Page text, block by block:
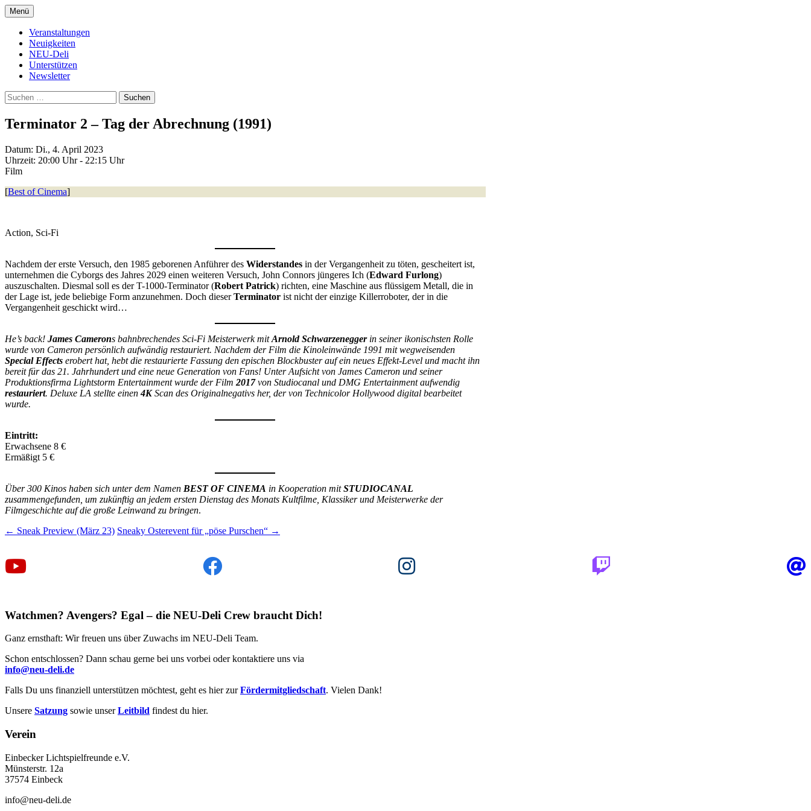
Zum
Inhalt
springen
NeuDeli Einbeck
Menü
Veranstaltungen
Neuigkeiten
NEU-Deli
Unterstützen
Newsletter
Suchen
nach:
Terminator 2 – Tag der Abrechnung (1991)
Datum: Di., 4. April 2023
Uhrzeit: 20:00 Uhr - 22:15 Uhr
Film
[Best of Cinema]
Action, Sci-Fi
Nachdem der erste Versuch, den 1985 geborenen Anführer des Widerstandes in der Vergangenheit zu töten, gescheitert ist,
unternehmen die Cyborgs des Jahres 2029 einen weiteren Versuch, John Connors jüngeres Ich (Edward Furlong)
auszuschalten. Diesmal soll es der T-1000-Terminator (Robert Patrick) richten, eine Maschine aus flüssigem Metall, die in
der Lage ist, jede beliebige Form anzunehmen. Doch dieserTerminator ist nicht der einzige Killerroboter, der in die
Vergangenheit geschickt wird…
He’s back! James Camerons bahnbrechendes Sci-Fi Meisterwerk mitArnold Schwarzeneggerin seiner ikonischsten Rolle
wurde von Cameron persönlich aufwändig restauriert. Nachdem der Film die Kinoleinwände 1991 mit wegweisenden
Special Effects erobert hat, hebt die restaurierte Fassung den epischen Blockbuster auf ein neues Effekt-Level und macht ihn
bereit für das 21. Jahrhundert und eine neue Generation von Fans! Unter Aufsicht von James Cameron und seiner
Produktionsfirma Lightstorm Entertainment wurde der Film 2017von Studiocanal und DMG Entertainment aufwendig
restauriert. Deluxe LA stellte einen4KScan des Originalnegativs her, der von Technicolor Hollywood digital bearbeitet
wurde.
Eintritt:
Erwachsene 8 €
Ermäßigt 5 €
Über 300 Kinos haben sich unter dem Namen BEST OF CINEMA in Kooperation mitSTUDIOCANAL
zusammengefunden, um zukünftig an jedem ersten Dienstag des Monats Kultfilme, Klassiker und Meisterwerke der
Filmgeschichte auf die große Leinwand zu bringen.
Beitragsnavigation
← Sneak Preview (März 23) Sneaky Osterevent für „pöse Purschen“ →
Watchmen? Avengers? Egal – die NEU-Deli Crew braucht Dich!
Ganz ernsthaft: Wir freuen uns über Zuwachs im NEU-Deli Team.
Schon entschlossen? Dann schau gerne bei uns vorbei oder kontaktiere uns via
info@neu-deli.de
Falls Du uns finanziell unterstützen möchtest, geht es hier zurFördermitgliedschaft. Vielen Dank!
Unsere Satzung sowie unserLeitbild findest du hier.
Verein
Einbecker Lichtspielfreunde e.V.
Münsterstr. 12a
37574 Einbeck
info@neu-deli.de